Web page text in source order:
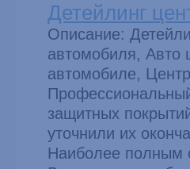
Детейлинг
Описание:
автомобиля, Авто
автомобиле,
защитных
уточнили их
Наиболее полным